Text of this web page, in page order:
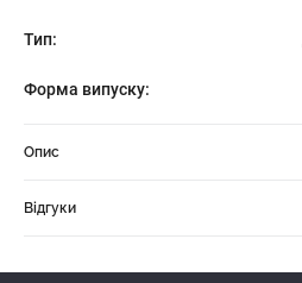
Тип:
Форма випуску:
Опис
Відгуки